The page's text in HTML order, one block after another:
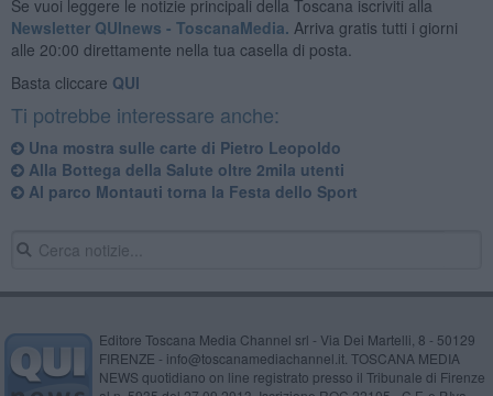
Se vuoi leggere le notizie principali della Toscana iscriviti alla
Newsletter QUInews - ToscanaMedia. Arriva gratis tutti i giorni
alle 20:00 direttamente nella tua casella di posta.
Basta cliccare QUI
Ti potrebbe interessare anche:
Una mostra sulle carte di Pietro Leopoldo
Alla Bottega della Salute oltre 2mila utenti
Al parco Montauti torna la Festa dello Sport
Editore Toscana Media Channel srl - Via Dei Martelli, 8 - 50129
FIRENZE - info@toscanamediachannel.it. TOSCANA MEDIA
NEWS quotidiano on line registrato presso il Tribunale di Firenze